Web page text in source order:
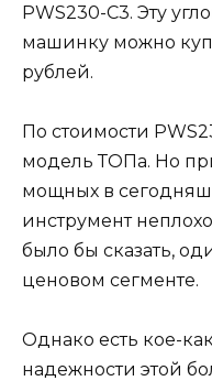
PWS230-C3. Эту
машинку можно
рублей.
По стоимости
модель ТОПа. Но
мощных в
инструмент
было бы сказать,
ценовом сегменте.
Однако есть кое-
надежности этой